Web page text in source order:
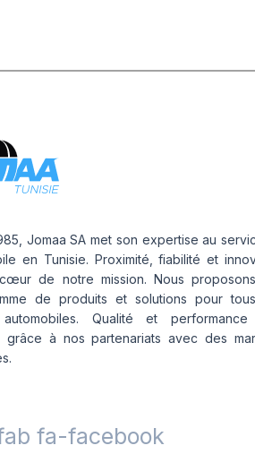
Jomaa SA met son expertise au
en Tunisie. Proximité, fiabilité et
de notre mission. Nous
de produits et solutions pour
Qualité et performance
grâce à nos partenariats avec des
fa-facebook